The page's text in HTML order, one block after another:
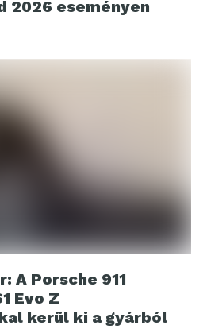
2026 eseményen
A Porsche 911
Evo Z
kerül ki a gyárból